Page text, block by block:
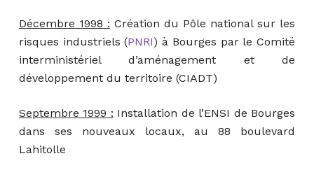
Décembre 1998 : Création du Pôle national sur les
risques industriels (PNRI) à Bourges par le Comité
interministériel d’aménagement et de
développement du territoire (CIADT)
Septembre 1999 : Installation de l’ENSI de Bourges
dans ses nouveaux locaux, au 88 boulevard
Lahitolle